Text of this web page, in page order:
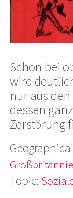
Schon bei
wird
nur aus
dessen
Zerstörung
Topic: